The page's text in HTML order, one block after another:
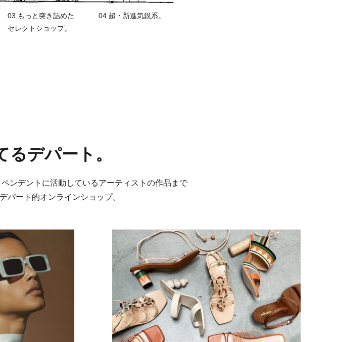
03 もっと突き詰めた
セレクトショップ。
04 超・新進気鋭系。
るデパート。
ンデントに活動しているアーティストの作品まで
パート的オンラインショップ。